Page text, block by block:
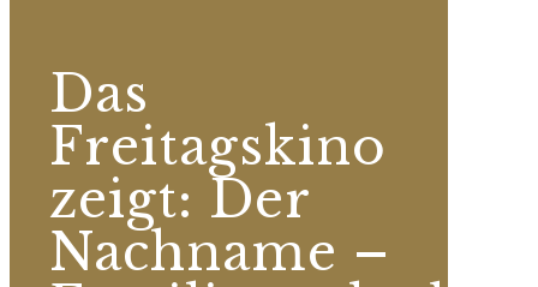
Das
Freitagskino
zeigt: Der
Nachname –